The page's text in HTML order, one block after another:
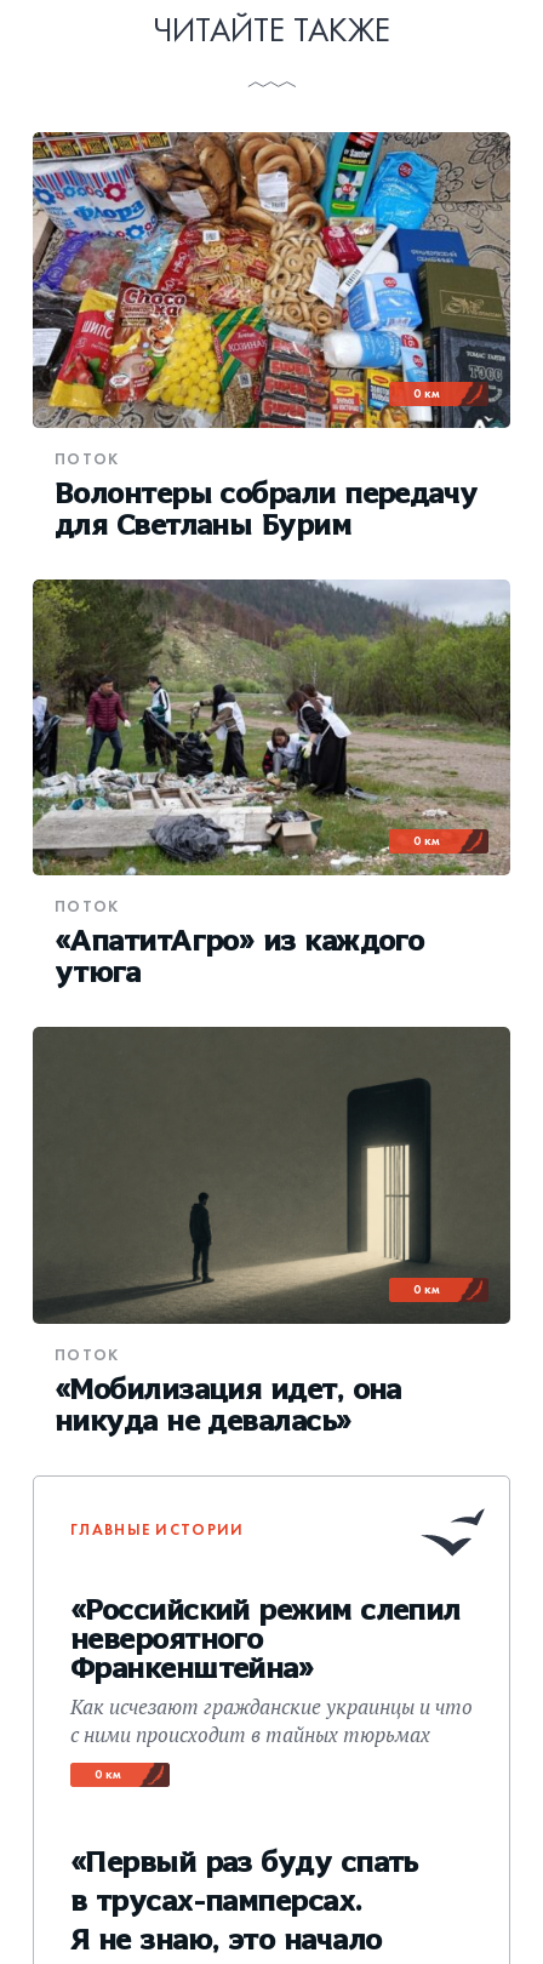
ЧИТАЙТЕ ТАКЖЕ
0 км
ПОТОК
Волонтеры собрали передачу
для Светланы Бурим
0 км
ПОТОК
«АпатитАгро» из каждого
утюга
0 км
ПОТОК
«Мобилизация идет, она
никуда не девалась»
ГЛАВНЫЕ ИСТОРИИ
«Российский режим слепил
невероятного
Франкенштейна»
Как исчезают гражданские украинцы и что
с ними происходит в тайных тюрьмах
0 км
«Первый раз буду спать
в трусах-памперсах.
Я не знаю, это начало